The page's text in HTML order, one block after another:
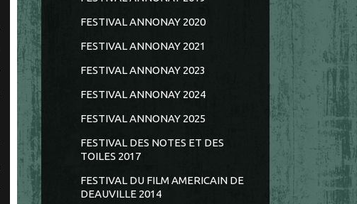
FESTIVAL ANNONAY 2020
FESTIVAL ANNONAY 2021
FESTIVAL ANNONAY 2023
FESTIVAL ANNONAY 2024
FESTIVAL ANNONAY 2025
FESTIVAL DES NOTES ET DES
TOILES 2017
FESTIVAL DU FILM AMERICAIN DE
DEAUVILLE 2014